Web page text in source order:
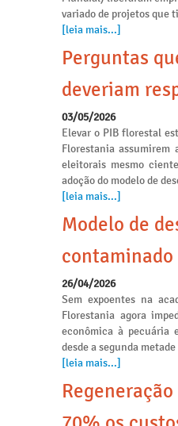
variado de projetos que
[leia mais...]
Perguntas
deveriam
03/05/2026
Elevar o PIB florestal
Florestania assumirem
eleitorais mesmo
adoção do modelo de
[leia mais...]
Modelo de
26/04/2026
Sem expoentes na
Florestania agora
econômica à pecuária
desde a segunda
[leia mais...]